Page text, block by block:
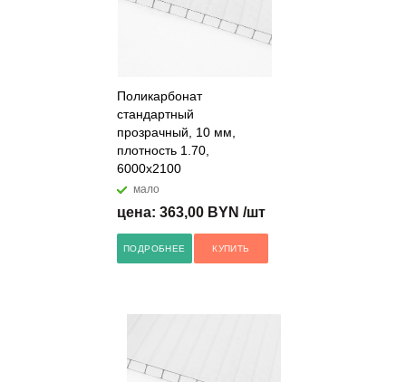
Поликарбонат
стандартный
прозрачный, 10 мм,
плотность 1.70,
6000x2100
мало
цена: 363,00 BYN /шт
ПОДРОБНЕЕ КУПИТЬ